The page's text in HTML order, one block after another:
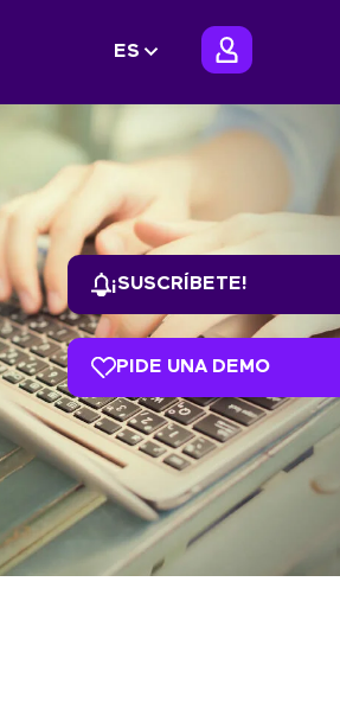
ES
¡SUSCRÍBETE!
PIDE UNA DEMO